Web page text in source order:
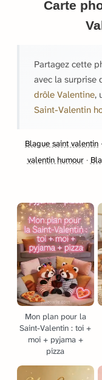
Carte
Partagez cette
avec la surprise
drôle Valentine,
Saint-Valentin
Blague saint valentin ·
valentin humour·
Mon plan pour la
Saint-Valentin : toi +
moi + pyjama +
pizza